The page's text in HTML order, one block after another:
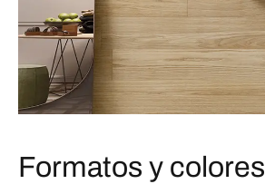
Formatos y colores